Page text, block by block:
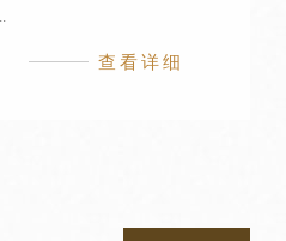
查看详细